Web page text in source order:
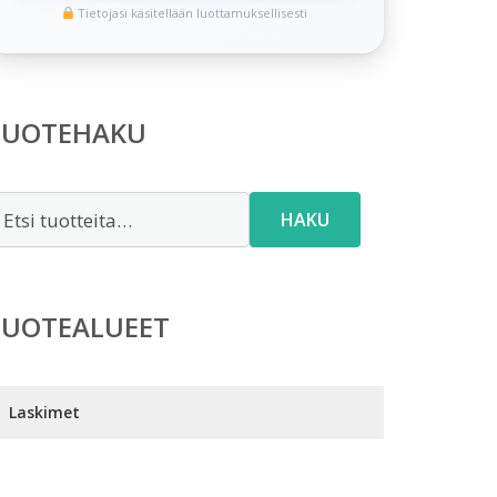
Tietojasi käsitellään luottamuksellisesti
HAKU
Laskimet